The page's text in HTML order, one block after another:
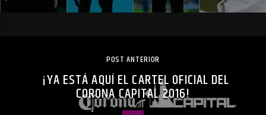
POST ANTERIOR
¡YA ESTÁ AQUÍ EL CARTEL OFICIAL DEL
CORONA CAPITAL 2016!